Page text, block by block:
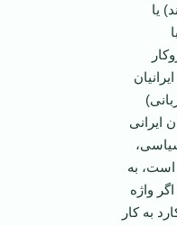
يا
ايرانی
است، به
واژه
به کار